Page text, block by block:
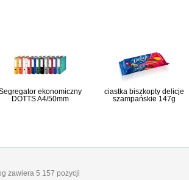
ekonomiczny
DOTTS A4/50mm
ciastka biszkopty delicje
szampańskie 147g
zawiera 5 157 pozycji